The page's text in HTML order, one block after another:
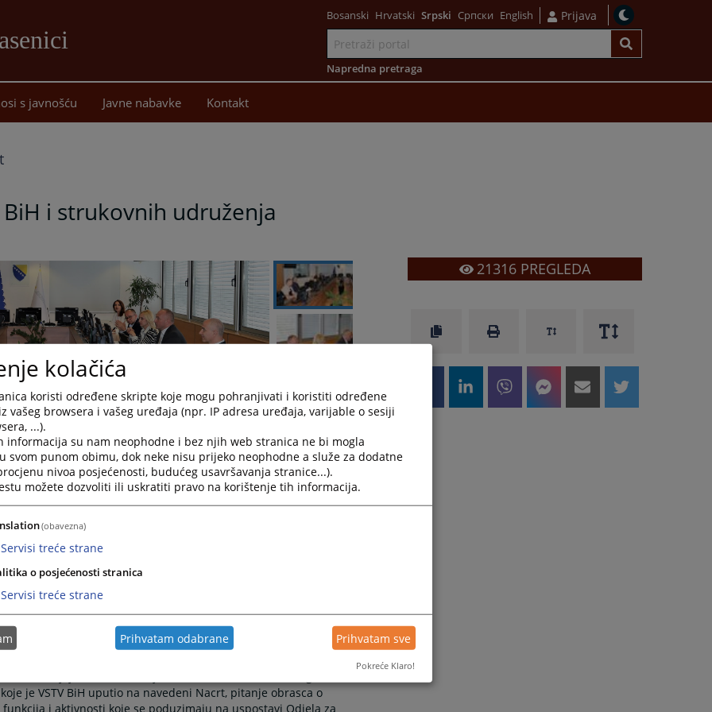
sadržaj
Bosanski Hrvatski Srpski Српски English Prijava
Napredna pretraga
s javnošću Javne nabavke Kontakt
i strukovnih udruženja
unapređenje saradnje i komunikacije sa strukovnim udruženjima
sudskog i tužilačkog vijeća Bosne i Hercegovine (
predsjednik Sanin Bogunić, potpredsjednici Sanela Gorušanović
održali su sastanak sa strukovim udruženjima sudija i
Vrabac, zamjenica predsjednice Udruženja tužilaca
sudija Bosne i Hercegovine (
), Suada Salkić, članica Upravnog odbora Udruženja tužilaca
sudija RS-a, Denis Bilajac, sekretar Udruženje sudija u
u BiH, koji je utvrđen na Vijeću ministara Bosne i Hercegovine
je VSTV BiH uputio na navedeni Nacrt, pitanje obrasca o
i aktivnosti koje se poduzimaju na uspostavi Odjela za
21316PREGLEDA
kolačića
koristi određene skripte koje mogu pohranjivati i koristiti određene
vašeg browsera i vašeg uređaja (npr. IP adresa uređaja, varijable o sesiji
...).
informacija su nam neophodne i bez njih web stranica ne bi mogla
svom punom obimu, dok neke nisu prijeko neophodne a služe za dodatne
nivoa posjećenosti, budućeg usavršavanja stranice...).
možete dozvoliti ili uskratiti pravo na korištenje tih informacija.
(obavezna)
Servisi treće strane
o posjećenosti stranica
Servisi treće strane
Prihvatam odabrane Prihvatam sve
Pokreće Klaro!